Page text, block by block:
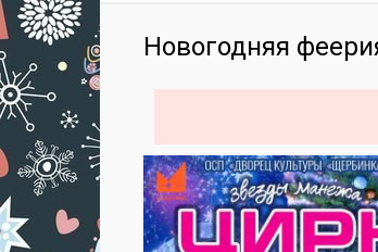
Новогодняя